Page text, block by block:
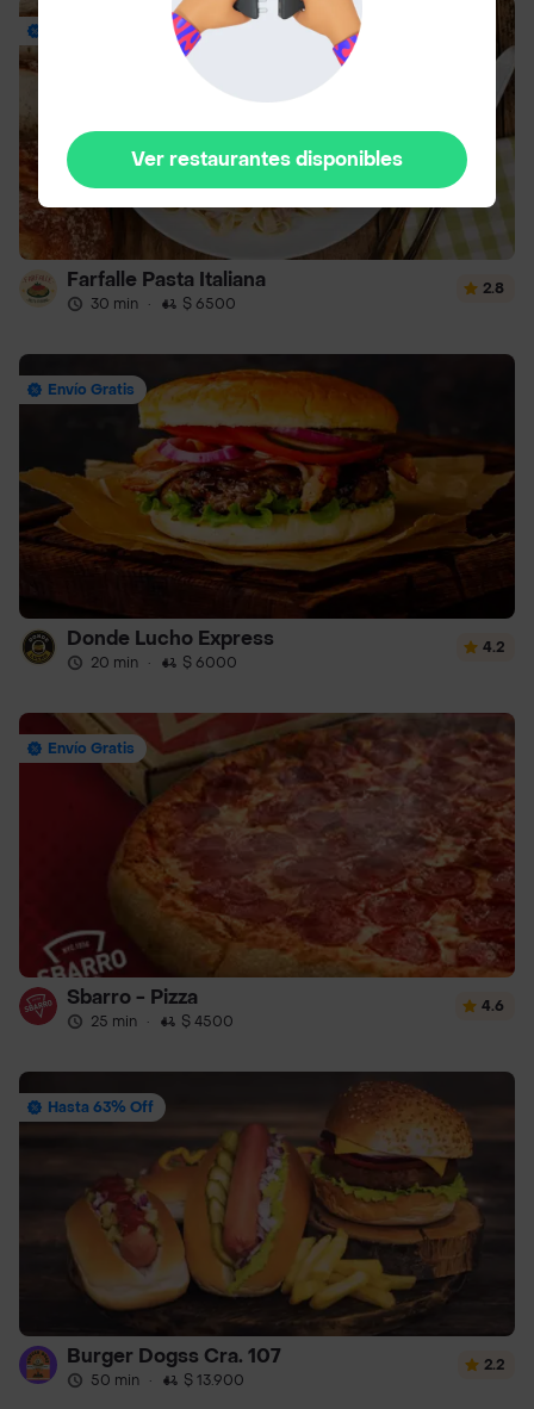
14% Off: mín $40mil
Farfalle Pasta Italiana
30 min · $ 6500
2.8
Envío Gratis
Donde Lucho Express
20 min · $ 6000
4.2
Envío Gratis
Sbarro - Pizza
25 min · $ 4500
4.6
Hasta 63% Off
Burger Dogss Cra. 107
50 min · $ 13.900
2.2
Ver restaurantes disponibles